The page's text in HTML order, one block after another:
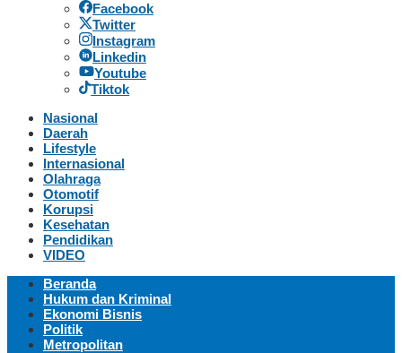
Facebook
Twitter
Instagram
Linkedin
Youtube
Tiktok
Nasional
Daerah
Lifestyle
Internasional
Olahraga
Otomotif
Korupsi
Kesehatan
Pendidikan
VIDEO
Beranda
Hukum dan Kriminal
Ekonomi Bisnis
Politik
Metropolitan